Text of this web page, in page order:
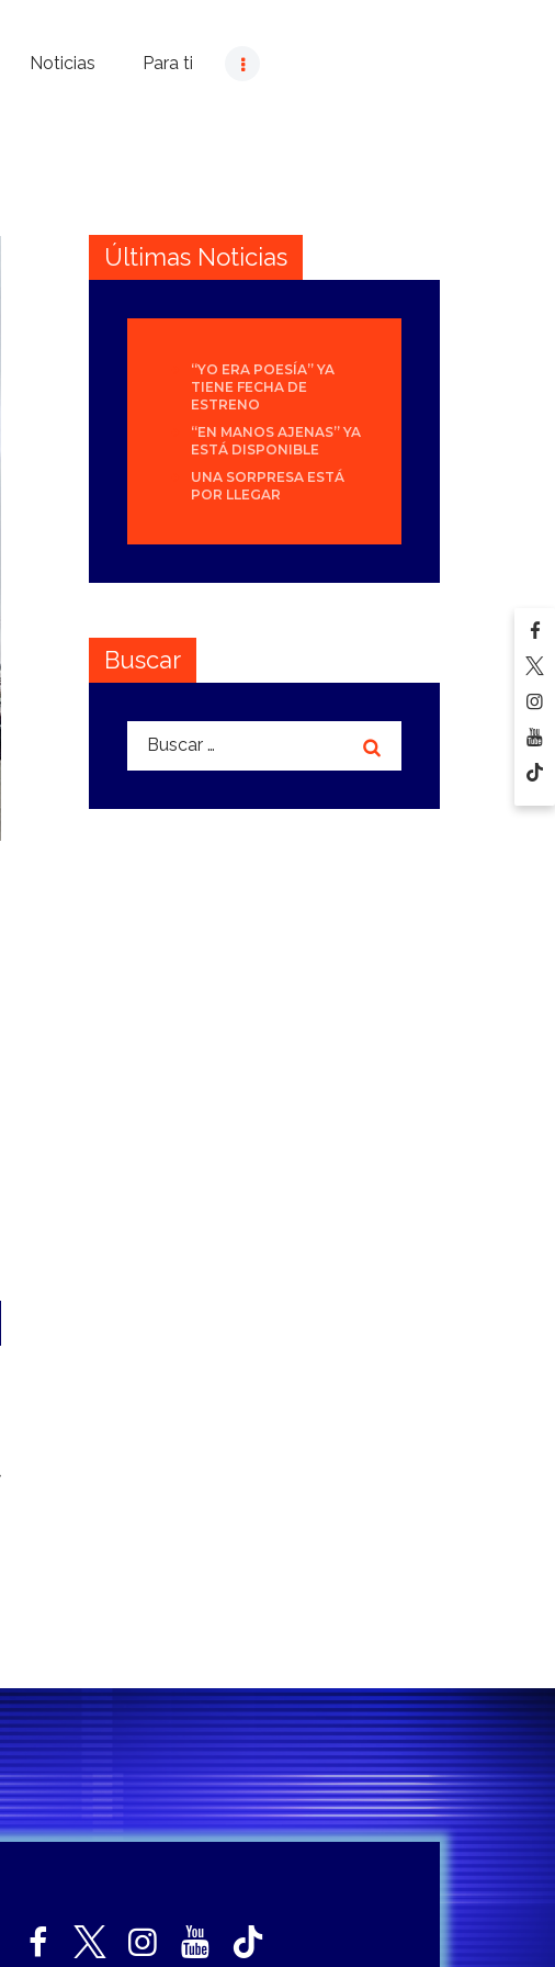
Noticias Para ti
Últimas Noticias
“YO ERA POESÍA” YA
TIENE FECHA DE
ESTRENO
“EN MANOS AJENAS” YA
ESTÁ DISPONIBLE
UNA SORPRESA ESTÁ
POR LLEGAR
Buscar
Buscar: